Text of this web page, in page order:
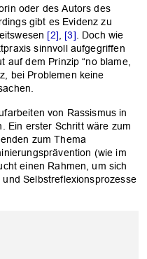
oder des Autors des
gibt es Evidenz zu
[2] [3] . Doch wie
sinnvoll aufgegriffen
auf dem Prinzip “no blame,
bei Problemen keine
von Rassismus in
Ein erster Schritt wäre zum
zum Thema
(wie im
einen Rahmen, um sich
Selbstreflexionsprozesse